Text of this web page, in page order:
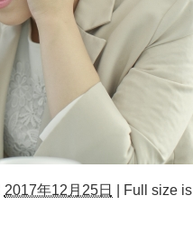
2017年12月25日 Full size is